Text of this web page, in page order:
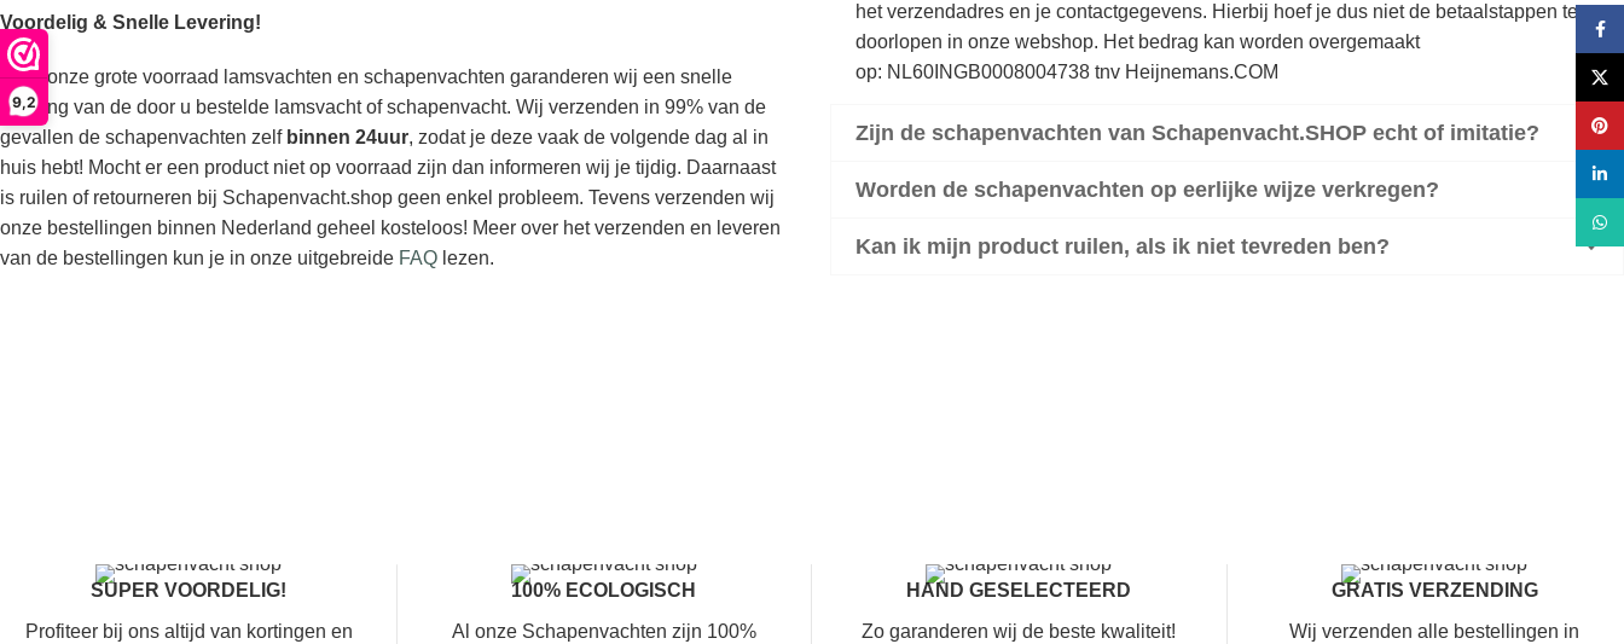
9,2
Voordelig & Snelle Levering!
Door onze grote voorraad lamsvachten en schapenvachten garanderen wij een snelle
levering van de door u bestelde lamsvacht of schapenvacht. Wij verzenden in 99% van de
gevallen de schapenvachten zelf binnen 24uur, zodat je deze vaak de volgende dag al in
huis hebt! Mocht er een product niet op voorraad zijn dan informeren wij je tijdig. Daarnaast
is ruilen of retourneren bij Schapenvacht.shop geen enkel probleem. Tevens verzenden wij
onze bestellingen binnen Nederland geheel kosteloos! Meer over het verzenden en leveren
van de bestellingen kun je in onze uitgebreide FAQ lezen.
het verzendadres en je contactgegevens. Hierbij hoef je dus niet de betaalstappen te
doorlopen in onze webshop. Het bedrag kan worden overgemaakt
op: NL60INGB0008004738 tnv Heijnemans.COM
Zijn de schapenvachten van Schapenvacht.SHOP echt of imitatie?
Worden de schapenvachten op eerlijke wijze verkregen?
Kan ik mijn product ruilen, als ik niet tevreden ben?
SUPER VOORDELIG!
Profiteer bij ons altijd van kortingen en
100% ECOLOGISCH
Al onze Schapenvachten zijn 100%
HAND GESELECTEERD
Zo garanderen wij de beste kwaliteit!
GRATIS VERZENDING
Wij verzenden alle bestellingen in